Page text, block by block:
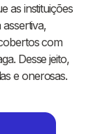
as instituições
assertiva,
com
Desse jeito,
e onerosas.